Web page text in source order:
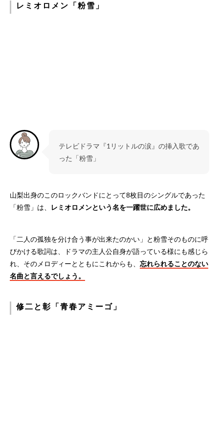
レミオロメン「粉雪」
テレビドラマ『1リットルの涙』の挿入歌であ
った「粉雪」
山梨出身のこのロックバンドにとって8枚目のシングルであった
「粉雪」は、
レミオロメンという名を一躍世に広めました。
「二人の孤独を分け合う事が出来たのかい」と粉雪そのものに呼
びかける歌詞は、ドラマの主人公自身が語っている様にも感じら
れ、そのメロディーとともにこれからも、 忘れられることのない
名曲と言えるでしょう。
修二と彰「青春アミーゴ」